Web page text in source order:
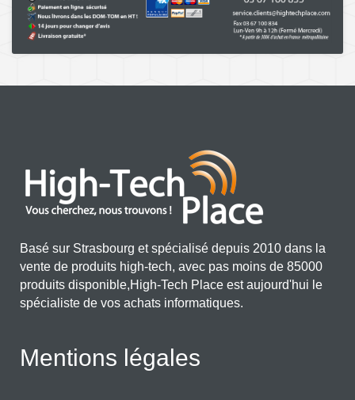
Basé sur Strasbourg et spécialisé depuis 2010 dans la
vente de produits high-tech, avec pas moins de 85000
produits disponible,High-Tech Place est aujourd'hui le
spécialiste de vos achats informatiques.
Mentions légales